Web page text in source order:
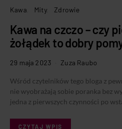
Kawa Mity Zdrowie
Kawa na czczo – czy
żołądek to dobry
29 maja 2023 Zuza Raubo
Wśród czytelników tego bloga z
nie wyobrażają sobie poranka bez
jedna z pierwszych czynności po
CZYTAJ WPIS